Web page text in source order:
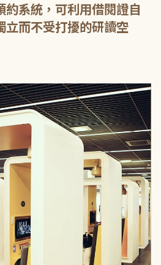
約系統，可利用借閱證自
立而不受打擾的研讀空